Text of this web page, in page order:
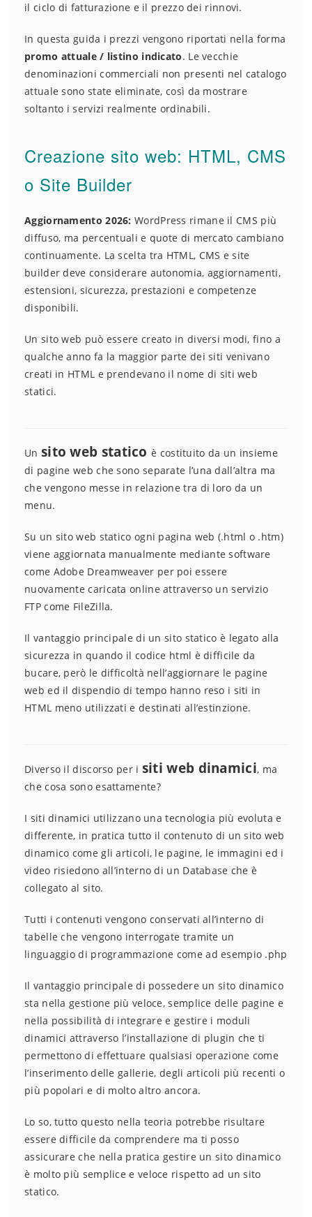
il ciclo di fatturazione e il prezzo dei rinnovi.
In questa guida i prezzi vengono riportati nella forma
promo attuale / listino indicato. Le vecchie
denominazioni commerciali non presenti nel catalogo
attuale sono state eliminate, così da mostrare
soltanto i servizi realmente ordinabili.
Creazione sito web: HTML, CMS
o Site Builder
Aggiornamento 2026: WordPress rimane il CMS più
diffuso, ma percentuali e quote di mercato cambiano
continuamente. La scelta tra HTML, CMS e site
builder deve considerare autonomia, aggiornamenti,
estensioni, sicurezza, prestazioni e competenze
disponibili.
Un sito web può essere creato in diversi modi, fino a
qualche anno fa la maggior parte dei siti venivano
creati in HTML e prendevano il nome di siti web
statici.
Un sito web staticoè costituito da un insieme
di pagine web che sono separate l’una dall’altra ma
che vengono messe in relazione tra di loro da un
menu.
Su un sito web statico ogni pagina web (.html o .htm)
viene aggiornata manualmente mediante software
come Adobe Dreamweaver per poi essere
nuovamente caricata online attraverso un servizio
FTP come FileZilla.
Il vantaggio principale di un sito statico è legato alla
sicurezza in quando il codice html è difficile da
bucare, però le difficoltà nell’aggiornare le pagine
web ed il dispendio di tempo hanno reso i siti in
HTML meno utilizzati e destinati all’estinzione.
Diverso il discorso per i siti web dinamici, ma
che cosa sono esattamente?
I siti dinamici utilizzano una tecnologia più evoluta e
differente, in pratica tutto il contenuto di un sito web
dinamico come gli articoli, le pagine, le immagini ed i
video risiedono all’interno di un Database che è
collegato al sito.
Tutti i contenuti vengono conservati all’interno di
tabelle che vengono interrogate tramite un
linguaggio di programmazione come ad esempio .php
Il vantaggio principale di possedere un sito dinamico
sta nella gestione più veloce, semplice delle pagine e
nella possibilità di integrare e gestire i moduli
dinamici attraverso l’installazione di plugin che ti
permettono di effettuare qualsiasi operazione come
l’inserimento delle gallerie, degli articoli più recenti o
più popolari e di molto altro ancora.
Lo so, tutto questo nella teoria potrebbe risultare
essere difficile da comprendere ma ti posso
assicurare che nella pratica gestire un sito dinamico
è molto più semplice e veloce rispetto ad un sito
statico.